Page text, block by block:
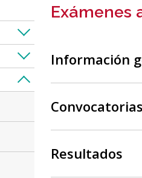
Exámenes
Información
Convocatorias
Resultados